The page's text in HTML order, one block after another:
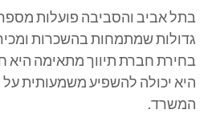
בתל אביב והסביבה פועלות
גדולות שמתמחות בהשכרות
בחירת חברת תיווך מתאימה היא
היא יכולה להשפיע משמעותית
המשרד.